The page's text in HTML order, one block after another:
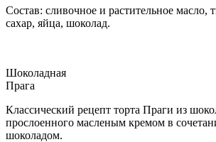
Состав: сливочное и растительное
сахар, яйца, шоколад.
Шоколадная
Прага
Классический рецепт торта Праги из
прослоенного масленым кремом в
шоколадом.